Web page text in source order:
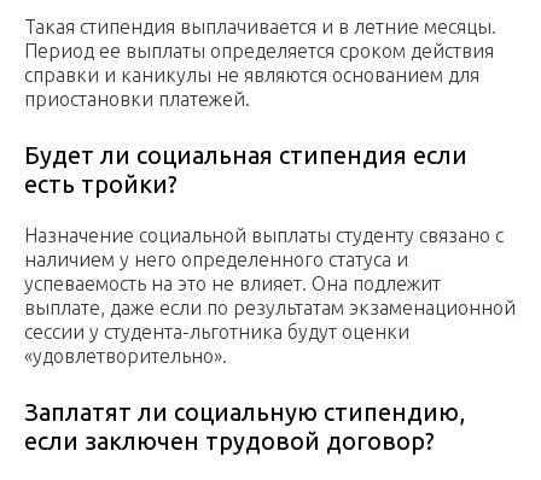
Такая стипендия выплачивается и в летние месяцы.
Период ее выплаты определяется сроком действия
справки и каникулы не являются основанием для
приостановки платежей.
Будет ли социальная стипендия если
есть тройки?
Назначение социальной выплаты студенту связано с
наличием у него определенного статуса и
успеваемость на это не влияет. Она подлежит
выплате, даже если по результатам экзаменационной
сессии у студента-льготника будут оценки
«удовлетворительно».
Заплатят ли социальную стипендию,
если заключен трудовой договор?